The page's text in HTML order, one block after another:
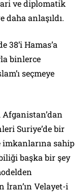
ve diplomatik
anlaşıldı.
Hamas’a
binlerce
seçmeye
Suriye’de bir
sahip
başka bir şey
İran’ın Velayet-i